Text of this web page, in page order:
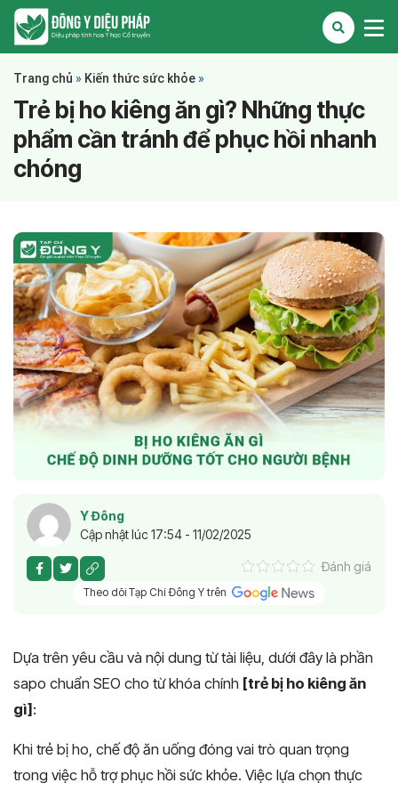
Trang chủ » Kiến thức sức khỏe »
Trẻ bị ho kiêng ăn gì? Những thực
phẩm cần tránh để phục hồi nhanh
chóng
Y Đông
Cập nhật lúc 17:54 - 11/02/2025
Đánh giá
Theo dõi Tạp Chí Đông Y trên
Dựa trên yêu cầu và nội dung từ tài liệu, dưới đây là phần
sapo chuẩn SEO cho từ khóa chính [trẻ bị ho kiêng ăn
gì] :
Khi trẻ bị ho, chế độ ăn uống đóng vai trò quan trọng
trong việc hỗ trợ phục hồi sức khỏe. Việc lựa chọn thực